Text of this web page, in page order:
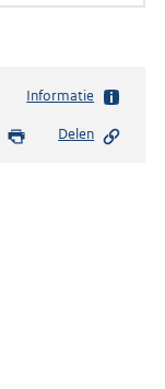
Informatie
Delen